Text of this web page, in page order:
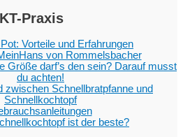
Praxis
Vorteile und Erfahrungen
von Rommelsbacher
Größe darf’s den sein? Darauf musst
du achten!
zwischen Schnellbratpfanne und
Schnellkochtopf
ist der beste?